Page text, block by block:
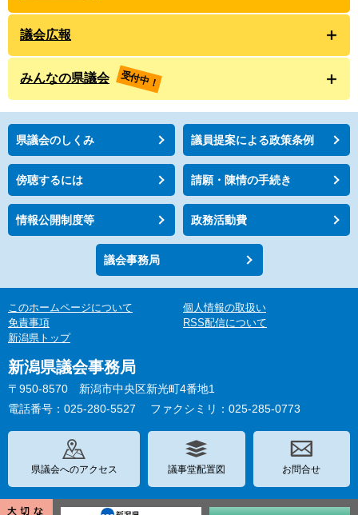
議会広報
みんなの県議会 受付中！
県議会のしくみ 議員提案による政策条例
傍聴するには 請願・陳情の手続き
情報公開制度等 政務活動費
議会事務局
このホームページについて
個人情報の取扱い
免責事項
RSS配信について
新潟県トップ
新潟県議会事務局
〒950-8570 新潟市中央区新光町4番地1
電話番号：025-280-5527
ファクシミリ：025-285-0773
県議会へのアクセス 議事堂配置図 お問合せ